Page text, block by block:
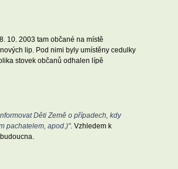
10. 2003 tam občané na místě
lip. Pod nimi byly umístěny cedulky
stovek občanů odhalen lípě
Děti Země o případech, kdy
pachatelem, apod.)". Vzhledem k